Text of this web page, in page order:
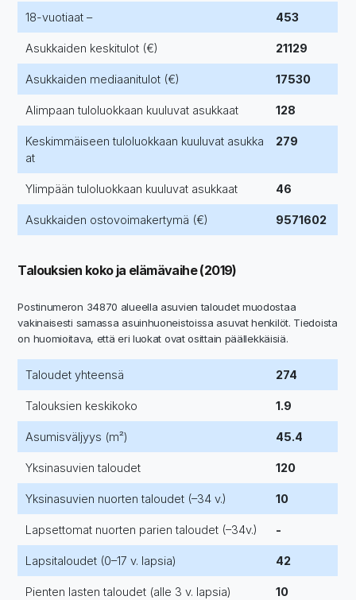
18-vuotiaat – 453
Asukkaiden keskitulot (€) 21129
Asukkaiden mediaanitulot (€) 17530
Alimpaan tuloluokkaan kuuluvat asukkaat 128
Keskimmäiseen tuloluokkaan kuuluvat asukka
at
279
Ylimpään tuloluokkaan kuuluvat asukkaat 46
Asukkaiden ostovoimakertymä (€) 9571602
Talouksien koko ja elämävaihe (2019)
Postinumeron 34870 alueella asuvien taloudet muodostaa
vakinaisesti samassa asuinhuoneistoissa asuvat henkilöt. Tiedoista
on huomioitava, että eri luokat ovat osittain päällekkäisiä.
Taloudet yhteensä 274
Talouksien keskikoko 1.9
Asumisväljyys (m²) 45.4
Yksinasuvien taloudet 120
Yksinasuvien nuorten taloudet (–34 v.) 10
Lapsettomat nuorten parien taloudet (–34v.) -
Lapsitaloudet (0–17 v. lapsia) 42
Pienten lasten taloudet (alle 3 v. lapsia) 10